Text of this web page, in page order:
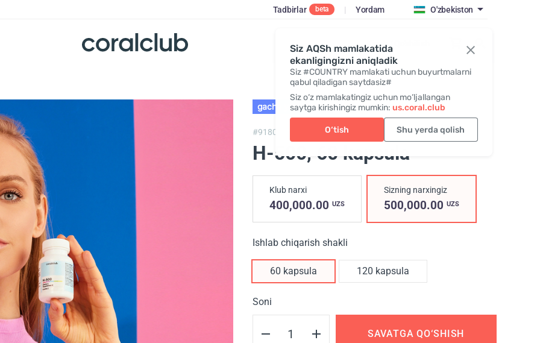
Siz AQSh mamlakatida
ekanligingizni aniqladik
Siz #COUNTRY mamlakati uchun buyurtmalarni
qabul qiladigan saytdasiz#
Siz o‘z mamlakatingiz uchun mo‘ljallangan
saytga kirishingiz mumkin: us.coral.club
O‘tish Shu yerda qolish
Tadbirlar beta | Yordam O'zbekiston
Kirish / Qo‘shilish
gacha yaroqli: 10.26 HIT
#91800,
H-500, 60 kapsula
Klub narxi
400,000.00 UZS
Sizning narxingiz
500,000.00 UZS
Ishlab chiqarish shakli
60 kapsula 120 kapsula
Soni
SAVATGA QO‘SHISH